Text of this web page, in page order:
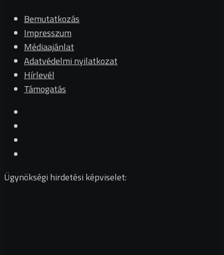
Bemutatkozás
Impresszum
Médiaajánlat
Adatvédelmi nyilatkozat
Hírlevél
Támogatás
Ügynökségi hirdetési képviselet: